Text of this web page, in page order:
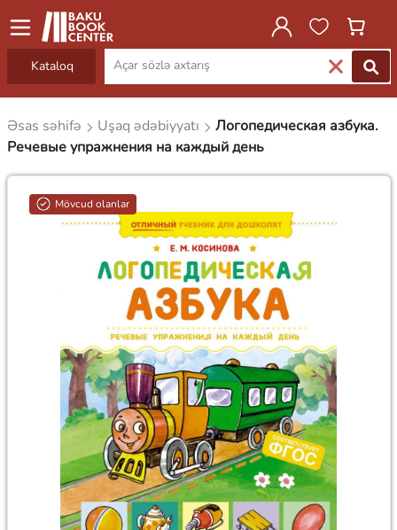
Kataloq
Əsas səhifə Uşaq ədəbiyyatı
Логопедическая азбука.
Речевые упражнения на каждый день
Mövcud olanlar